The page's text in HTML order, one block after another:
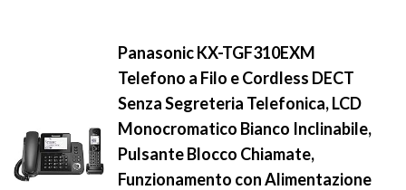
Panasonic KX-TGF310EXM
Telefono a Filo e Cordless DECT
Senza Segreteria Telefonica, LCD
Monocromatico Bianco Inclinabile,
Pulsante Blocco Chiamate,
Funzionamento con Alimentazione